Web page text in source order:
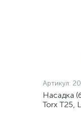
Артикул:
Насадка
Torx T25,